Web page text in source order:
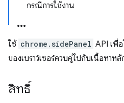
กรณีการใช้งาน
ใช้ chrome.sidePanel API เพื่
ของเบราว์เซอร์ควบคู่ไปกับเนื้อหาห
สิทธิ์